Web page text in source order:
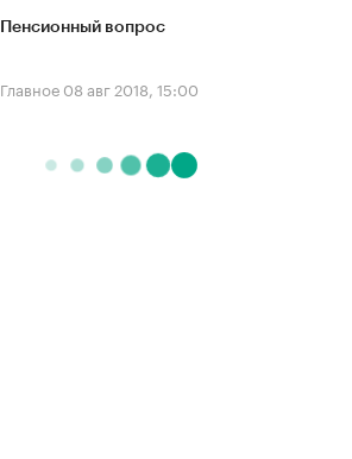
Пенсионный вопрос
Главное 08 авг 2018, 15:00